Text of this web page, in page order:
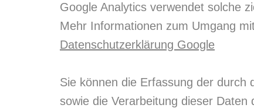
Google Analytics verwendet solche
Mehr Informationen zum Umgang
Datenschutzerklärung Google
Sie können die Erfassung der durch
sowie die Verarbeitung dieser